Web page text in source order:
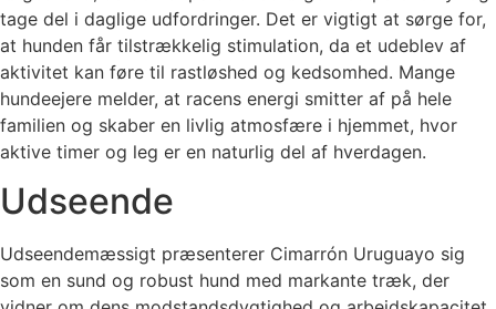
tage del i daglige udfordringer. Det er vigtigt at sørge for,
at hunden får tilstrækkelig stimulation, da et udeblev af
aktivitet kan føre til rastløshed og kedsomhed. Mange
hundeejere melder, at racens energi smitter af på hele
familien og skaber en livlig atmosfære i hjemmet, hvor
aktive timer og leg er en naturlig del af hverdagen.
Udseende
Udseendemæssigt præsenterer Cimarrón Uruguayo sig
som en sund og robust hund med markante træk, der